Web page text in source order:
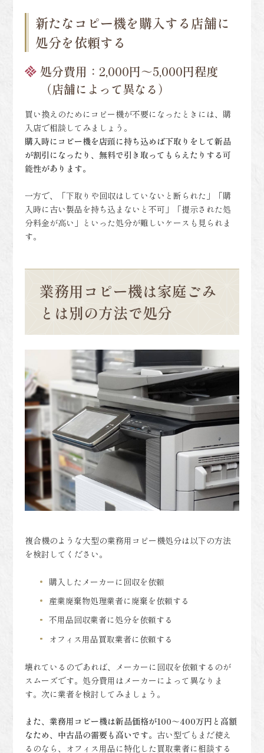
新たなコピー機を購入する店舗に
処分を依頼する
処分費用：2,000円～5,000円程度
（店舗によって異なる）
買い換えのためにコピー機が不要になったときには、購
入店で相談してみましょう。
購入時にコピー機を店頭に持ち込めば下取りをして新品
が割引になったり、無料で引き取ってもらえたりする可
能性があります。
一方で、「下取りや回収はしていないと断られた」「購
入時に古い製品を持ち込まないと不可」「提示された処
分料金が高い」といった処分が難しいケースも見られま
す。
業務用コピー機は家庭ごみ
とは別の方法で処分
複合機のような大型の業務用コピー機処分は以下の方法
を検討してください。
購入したメーカーに回収を依頼
産業廃棄物処理業者に廃棄を依頼する
不用品回収業者に処分を依頼する
オフィス用品買取業者に依頼する
壊れているのであれば、メーカーに回収を依頼するのが
スムーズです。処分費用はメーカーによって異なりま
す。次に業者を検討してみましょう。
また、業務用コピー機は新品価格が100～400万円と高額
なため、中古品の需要も高いです。 古い型でもまだ使え
るのなら、オフィス用品に特化した買取業者に相談する